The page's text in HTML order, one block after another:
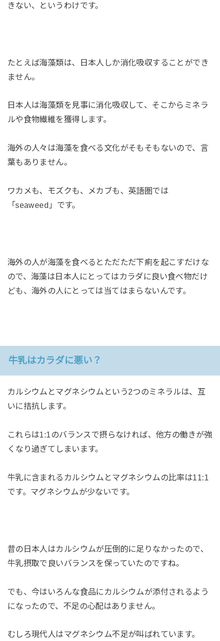
きない、というわけです。
たとえば海藻類は、日本人しか消化吸収することができ
ません。
日本人は海藻類を見事に消化吸収して、そこからミネラ
ルや食物繊維を獲得します。
海外の人々は海藻を食べる文化がそもそもないので、言
葉もありません。
ワカメも、モズクも、メカブも、英語圏では
「seaweed」です。
海外の人が海藻を食べるとただただ下痢を起こすだけな
ので、海藻は日本人にとってはカラダに良い食べ物だけ
ども、海外の人にとっては当てはまらないんです。
牛乳はカラダに悪い？
カルシウムとマグネシウムという2つのミネラルは、互
いに拮抗します。
これらは1:1のバランスで摂らなければ、他方の働きが強
くなり過ぎてしまいます。
牛乳に含まれるカルシウムとマグネシウムの比率は11:1
です。マグネシウムが少ないです。
昔の日本人はカルシウムが圧倒的に足りなかったので、
牛乳摂取で良いバランスを保っていたのですね。
でも、今はいろんな食品にカルシウムが添付されるよう
になったので、不足の心配はありません。
むしろ現代人はマグネシウム不足が叫ばれています。